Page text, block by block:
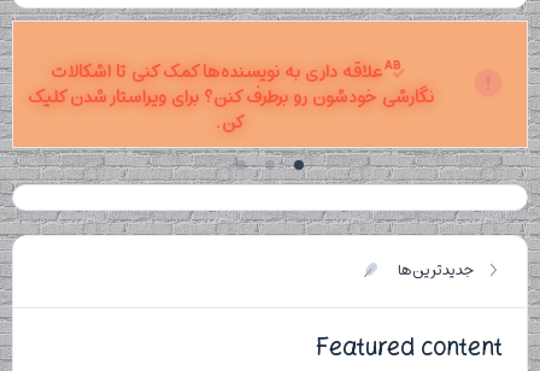
علاقه داری به نویسنده‌ها کمک کنی تا اشکالات
نگارشی خودشون رو برطرف کنن؟ برای ویراستار شدن کلیک
کن.
جدیدترین‌ها
Featured content